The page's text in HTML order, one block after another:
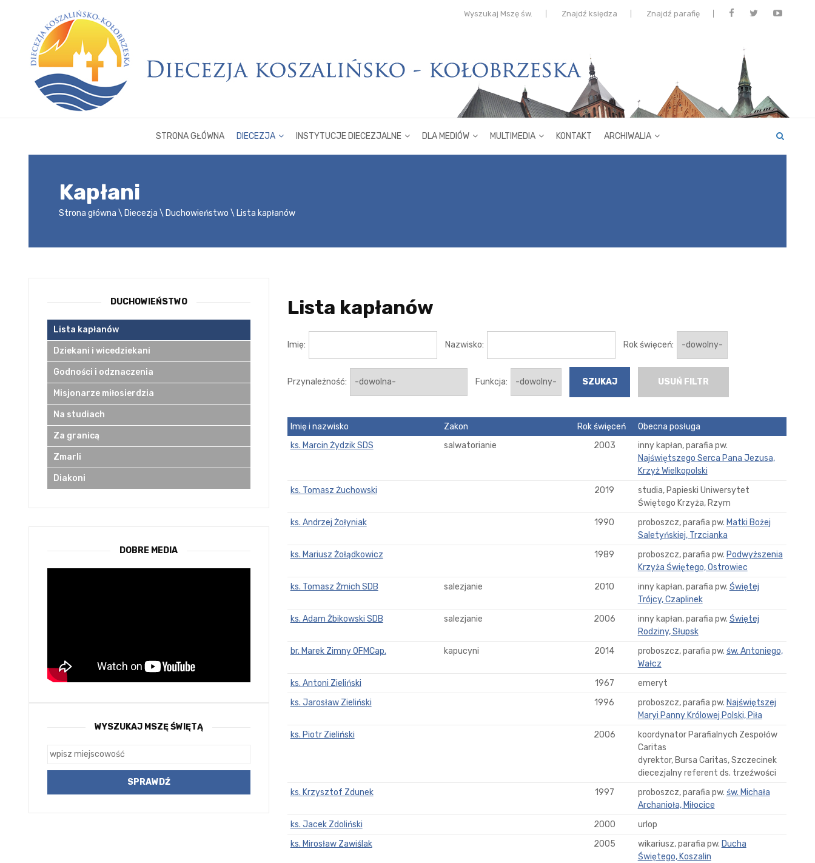
Wyszukaj Mszę św. Znajdź księdza Znajdź parafię
STRONA GŁÓWNA DIECEZJA INSTYTUCJE DIECEZJALNE DLA MEDIÓW MULTIMEDIA KONTAKT ARCHIWALIA
Kapłani
Strona główna Diecezja Duchowieństwo Lista kapłanów
Lista kapłanów
Imię: Nazwisko: Rok święceń:
Przynależność: Funkcja: USUŃ FILTR
Imię i nazwisko Zakon Rok święceń
Obecna posługa
ks. Marcin Żydzik SDS
salwatorianie 2003
inny kapłan, parafia pw.
Najświętszego Serca Pana Jezusa,
Krzyż Wielkopolski
ks. Tomasz Żuchowski
2019
studia, Papieski Uniwersytet
Świętego Krzyża, Rzym
ks. Andrzej Żołyniak
1990 proboszcz, parafia pw. Matki Bożej
Saletyńskiej, Trzcianka
ks. Mariusz Żołądkowicz
1989 proboszcz, parafia pw. Podwyższenia
Krzyża Świętego, Ostrowiec
ks. Tomasz Żmich SDB
salezjanie 2010 inny kapłan, parafia pw. Świętej
Trójcy, Czaplinek
ks. Adam Żbikowski SDB
salezjanie 2006 inny kapłan, parafia pw. Świętej
Rodziny, Słupsk
br. Marek Zimny OFMCap.
kapucyni 2014 proboszcz, parafia pw. św. Antoniego,
Wałcz
ks. Antoni Zieliński
1967
emeryt
ks. Jarosław Zieliński
1996 proboszcz, parafia pw. Najświętszej
Maryi Panny Królowej Polski, Piła
ks. Piotr Zieliński
2006
koordynator Parafialnych Zespołów
Caritas
dyrektor, Bursa Caritas, Szczecinek
diecezjalny referent ds. trzeźwości
ks. Krzysztof Zdunek
1997 proboszcz, parafia pw. św. Michała
Archanioła, Miłocice
ks. Jacek Zdoliński
2000
urlop
ks. Mirosław Zawiślak
2005 wikariusz, parafia pw. Ducha
Świętego, Koszalin
DUCHOWIEŃSTWO
Lista kapłanów
Dziekani i wicedziekani
Godności i odznaczenia
Misjonarze miłosierdzia
Na studiach
Za granicą
Zmarli
Diakoni
DOBRE MEDIA
WYSZUKAJ MSZĘ ŚWIĘTĄ